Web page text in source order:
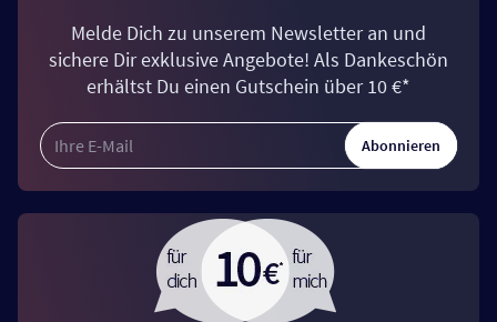
Melde Dich zu unserem Newsletter an und
sichere Dir exklusive Angebote! Als Dankeschön
erhältst Du einen Gutschein über 10 €*
Abonnieren